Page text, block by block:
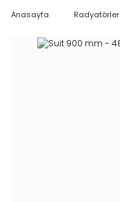
Anasayfa Radyatörler